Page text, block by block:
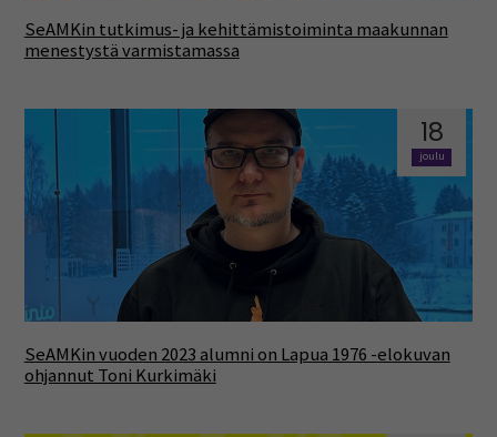
SeAMKin tutkimus- ja kehittämistoiminta maakunnan
menestystä varmistamassa
18
joulu
SeAMKin vuoden 2023 alumni on Lapua 1976 -elokuvan
ohjannut Toni Kurkimäki